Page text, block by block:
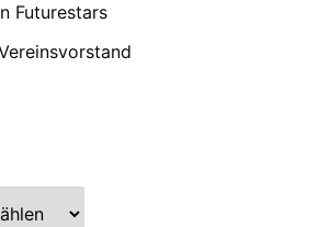
Futurestars